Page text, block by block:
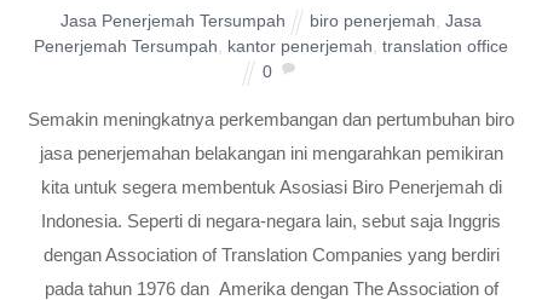
Jasa Penerjemah Tersumpah biro penerjemah ,Jasa
Penerjemah Tersumpah, kantor penerjemah, translation office
0
Semakin meningkatnya perkembangan dan pertumbuhan biro
jasa penerjemahan belakangan ini mengarahkan pemikiran
kita untuk segera membentuk Asosiasi Biro Penerjemah di
Indonesia. Seperti di negara-negara lain, sebut saja Inggris
dengan Association of Translation Companies yang berdiri
pada tahun 1976 dan Amerika dengan The Association of